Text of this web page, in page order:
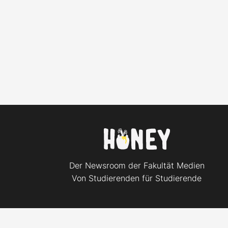
Der Newsroom der Fakultät Medien
Von Studierenden für Studierende